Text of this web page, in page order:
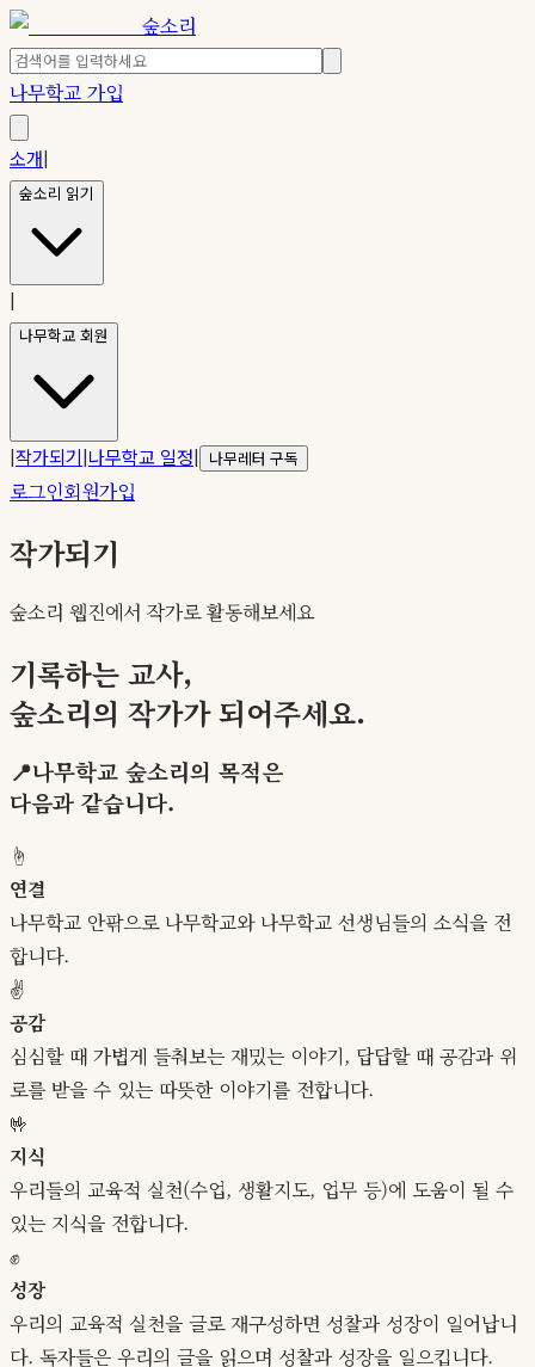
숲소리
나무학교 가입
소개
숲소리 읽기
나무학교 회원
작가되기 나무학교 일정 나무레터 구독
로그인회원가입
작가되기
숲소리 웹진에서 작가로 활동해보세요
기록하는 교사,
숲소리의 작가가 되어주세요.
📍나무학교 숲소리의 목적은
다음과 같습니다.
☝️
연결
나무학교 안팎으로 나무학교와 나무학교 선생님들의 소식을 전
합니다.
✌️
공감
심심할 때 가볍게 들춰보는 재밌는 이야기, 답답할 때 공감과 위
로를 받을 수 있는 따뜻한 이야기를 전합니다.
🤟
지식
우리들의 교육적 실천(수업, 생활지도, 업무 등)에 도움이 될 수
있는 지식을 전합니다.
✊
성장
우리의 교육적 실천을 글로 재구성하면 성찰과 성장이 일어납니
다. 독자들은 우리의 글을 읽으며 성찰과 성장을 일으킵니다.